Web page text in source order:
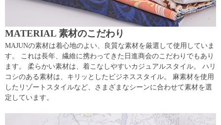
MATERIAL 素材のこだわり
MAJUNの素材は着心地のよい、良質な素材を厳選して使用していま
す。 これは長年、繊維に携わってきた日進商会のこだわりでもあり
ます。 柔らかい素材は、着こなしやすいカジュアルスタイル。 ハリ
コシのある素材は、キリッとしたビジネススタイル。 麻素材を使用
したリゾートスタイルなど、さまざまなシーンに合わせて素材を選
定しています。